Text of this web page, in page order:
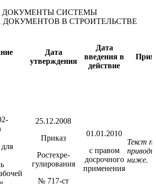
СИСТЕМЫ
В СТРОИТЕЛЬСТВЕ
Дата
утверждения
Дата
введения в
действие
25.12.2008
Приказ
Ростехре-
гулирования
№ 717-ст
01.01.2010
с правом
досрочного
применения
Текст
ниже.